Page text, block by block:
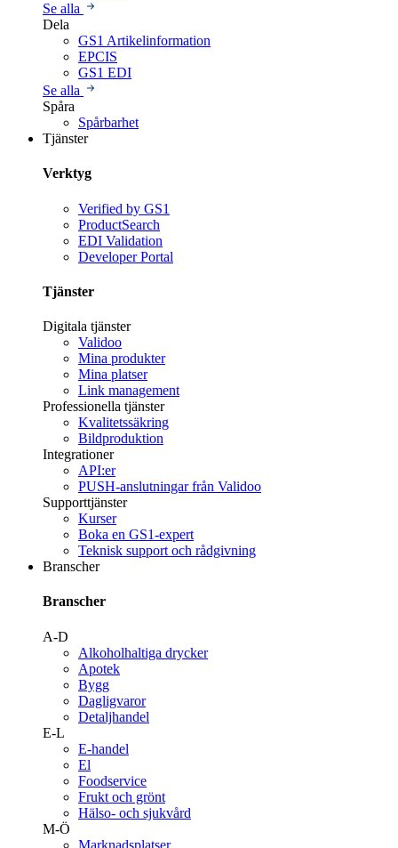
Se alla
Dela
GS1 Artikelinformation
EPCIS
GS1 EDI
Se alla
Spåra
Spårbarhet
Tjänster
Verktyg
Verified by GS1
ProductSearch
EDI Validation
Developer Portal
Tjänster
Digitala tjänster
Validoo
Mina produkter
Mina platser
Link management
Professionella tjänster
Kvalitetssäkring
Bildproduktion
Integrationer
API:er
PUSH-anslutningar från Validoo
Supporttjänster
Kurser
Boka en GS1-expert
Teknisk support och rådgivning
Branscher
Branscher
A-D
Alkoholhaltiga drycker
Apotek
Bygg
Dagligvaror
Detaljhandel
E-L
E-handel
El
Foodservice
Frukt och grönt
Hälso- och sjukvård
M-Ö
Marknadsplatser